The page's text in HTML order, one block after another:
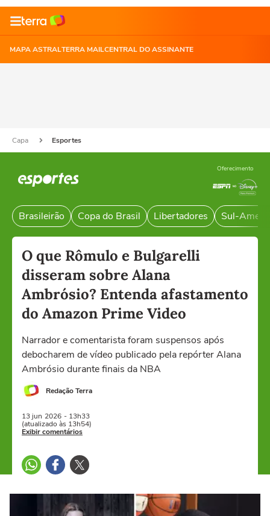
MAPA ASTRALTERRA MAILCENTRAL DO ASSINANTE
Capa Esportes
Oferecimento
Brasileirão Copa do Brasil Libertadores Sul-
O que Rômulo e Bulgarelli
disseram sobre Alana
Ambrósio? Entenda afastamento
do Amazon Prime Video
Narrador e comentarista foram suspensos após
debocharem de vídeo publicado pela repórter Alana
Ambrósio durante finais da NBA
Redação Terra
13 jun 2026 - 13h33
(atualizado às 13h54)
Exibir comentários